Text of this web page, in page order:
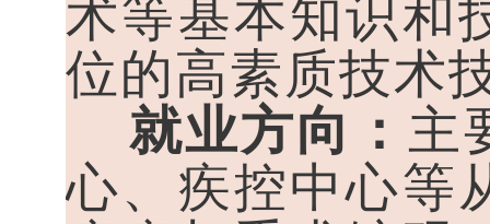
术等基本知识和
位的高素质技术
就业方向： 主
心、疾控中心等